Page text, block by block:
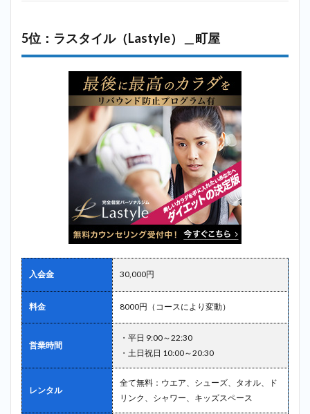
5位：ラスタイル（Lastyle）＿町屋
入会金 30,000円
料金 8000円（コースにより変動）
営業時間
・平日 9:00～22:30
・土日祝日 10:00～20:30
レンタル
全て無料：ウエア、シューズ、タオル、ド
リンク、シャワー、キッズスペース